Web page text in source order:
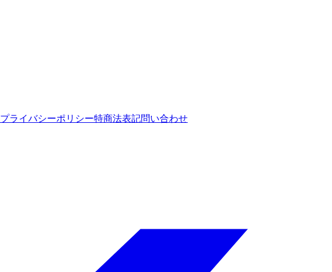
プライバシーポリシー特商法表記問い合わせ